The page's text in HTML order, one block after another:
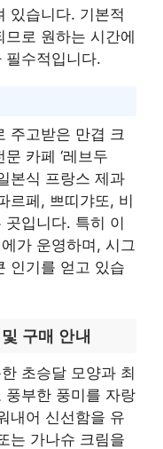
있습니다. 기본적
로 원하는 시간에
필수적입니다.
주고받은 만겹 크
카페 ‘레브두
본식 프랑스 제과
르페, 쁘띠갸또, 비
입니다. 특히 이
가 운영하며, 시그
인기를 얻고 있습
구매 안내
초승달 모양과 최
풍부한 풍미를 자랑
내어 신선함을 유
는 가나슈 크림을